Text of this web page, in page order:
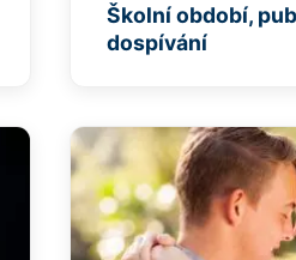
Školní období,
dospívání